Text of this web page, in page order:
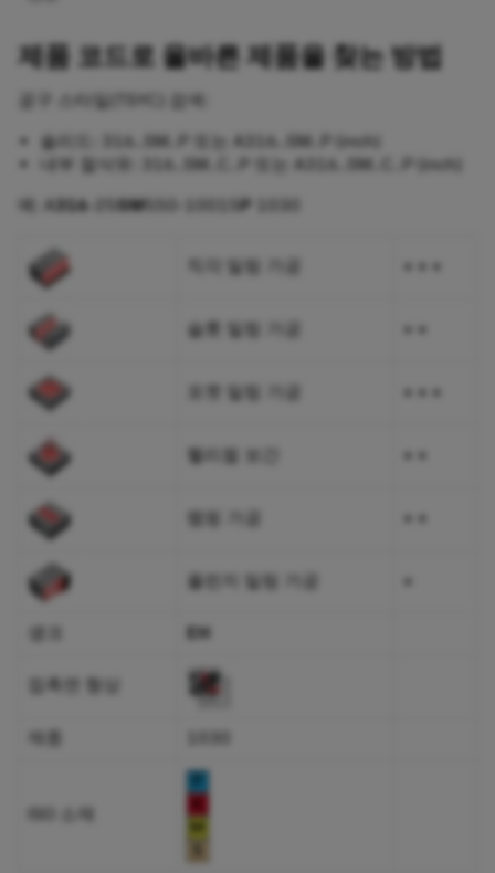
제품 코드로 올바른 제품을 찾는 방법
공구 스타일(TSYC) 검색:
솔리드: 316..SM..P 또는 A316..SM..P (inch)
내부 절삭유: 316..SM..C..P 또는 A316..SM..C..P (inch)
316 SM550-10015 P
직각 밀링 가공 + + +
슬롯 밀링 가공 + +
포켓 밀링 가공 + + +
헬리컬 보간 + +
+ +
플런지 밀링 가공 +
EH
접촉면 형상